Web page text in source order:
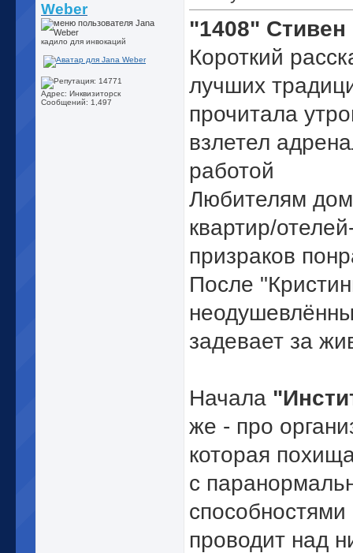
Weber
кадило для инвокаций
Адрес: Инквизиторск
Сообщений: 1,497
"1408" Стивен
Короткий
лучших
прочитала
взлетел
работой
Любителям
квартир/
призраков
После
задевает за
Начала
же - про
которая
с
способностями
проводит над